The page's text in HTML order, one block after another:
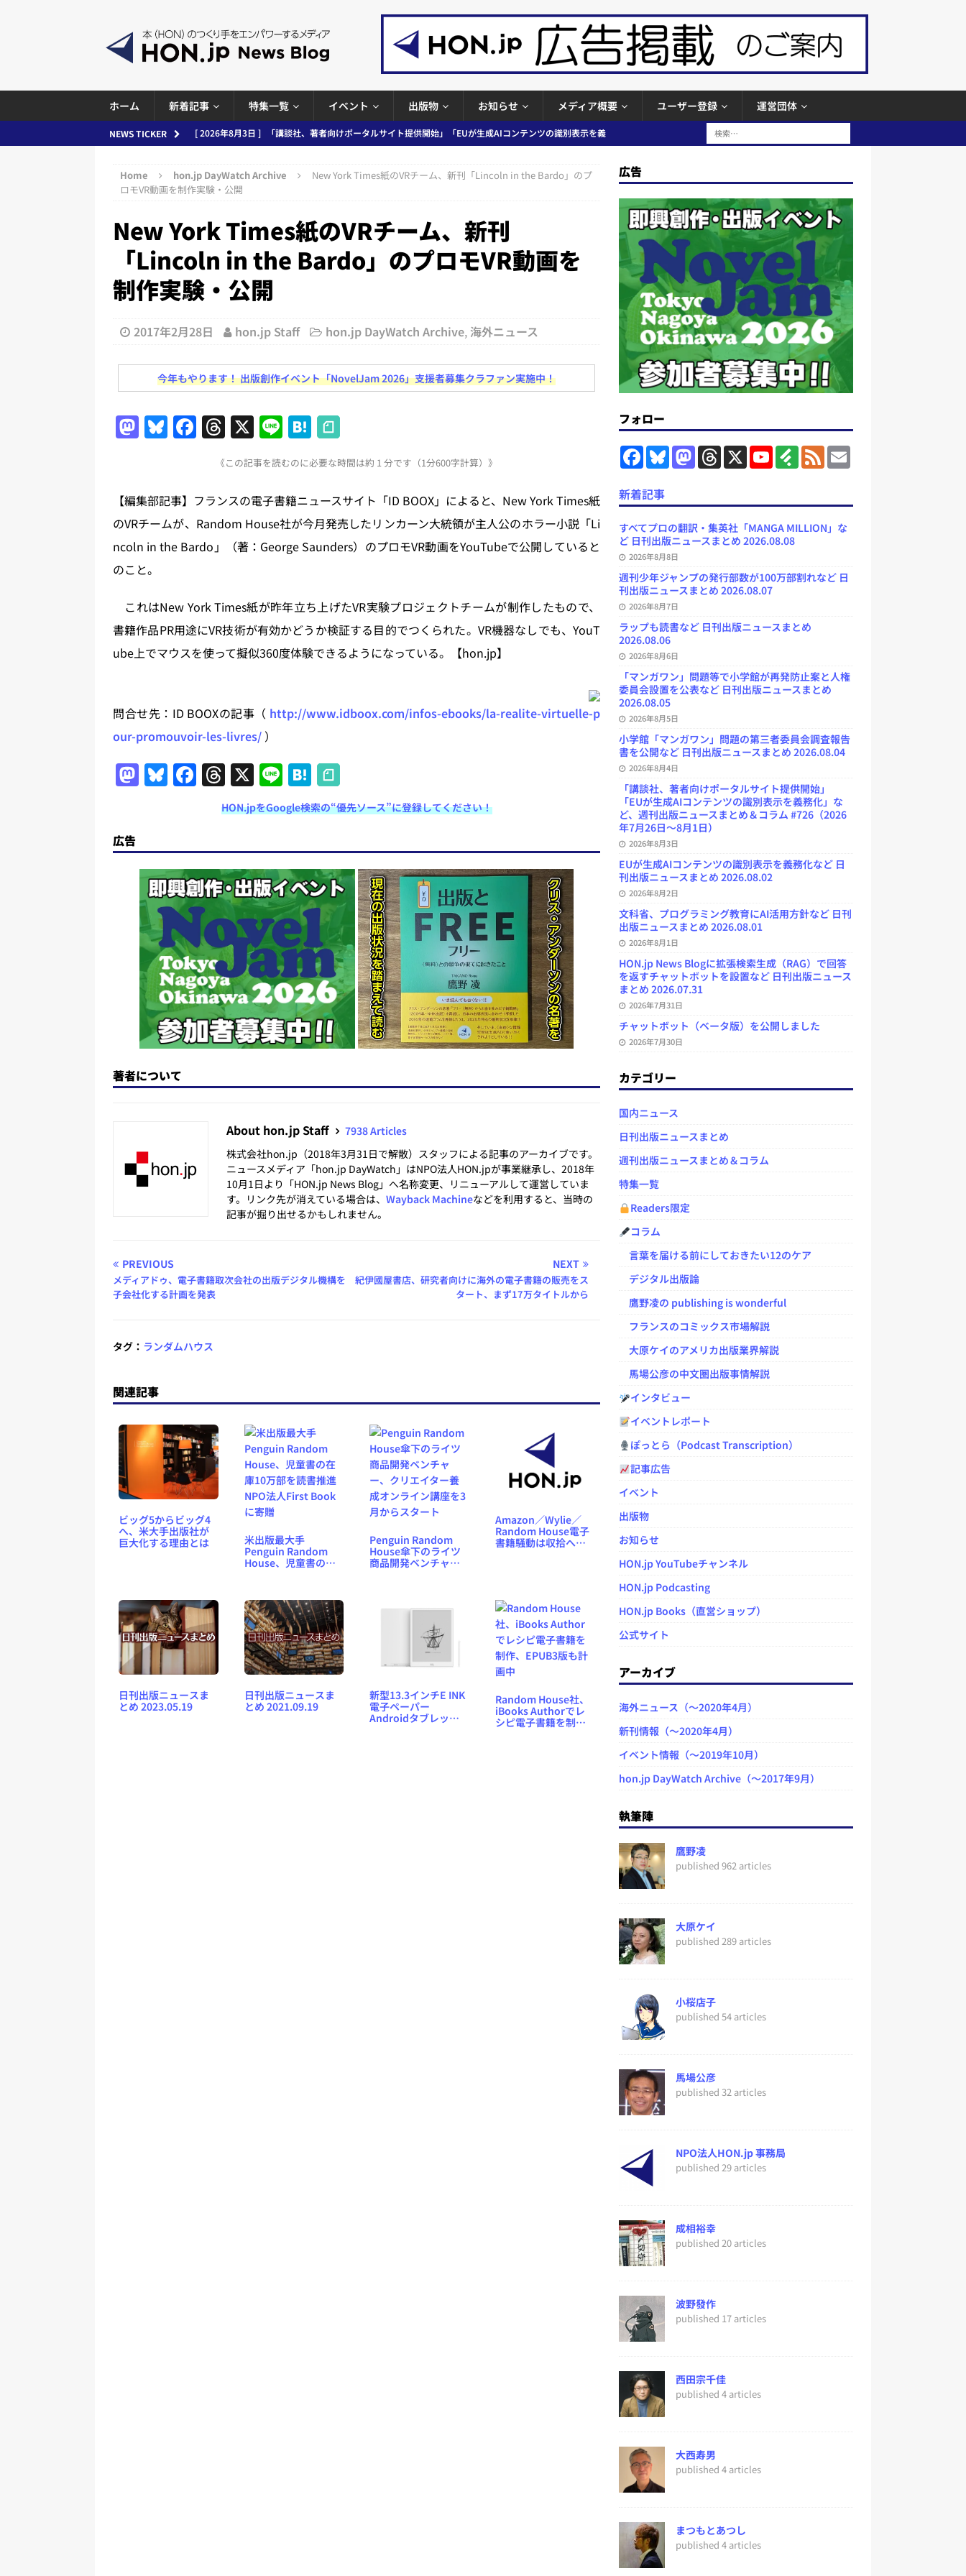
ホーム 新着記事 特集一覧 イベント 出版物 お知らせ メディア概要 ユーザー登録 運営団体
NEWS TICKER [ 2026年8月3日 ]
「講談社、著者向けポータルサイト提供開始」「EUが生成AIコンテンツの識別表示を義
とめ＆コラム
日刊出版ニュースまとめ
[ 2026年8月1日 ] 文科省、プログラミング教育にAI活用方針など 日刊出版ニュースまとめ 2026.08.01
日刊出版ニュースまとめ
[ 2026年7月31日 ] HON.jp News Blogに拡張検索生成（RAG）で回答を返すチャットボットを設置など
日刊出版ニュースまとめ 2026.07.31
日刊出版ニュースまとめ
[ 2026年8月8日 ] すべてプロの翻訳・集英社「MANGA MILLION」など 日刊出版ニュースまとめ
[ 2026年8月7日 ] 週刊少年ジャンプの発行部数が100万部割れなど 日刊出版ニュースまとめ 2026.08.07
[ 2026年8月5日 ] 「マンガワン」問題等で小学館が再発防止案と人権委員会設置を公表など 日刊出版ニュ
ースまとめ 2026.08.05
日刊出版ニュースまとめ
[ 2026年8月4日 ] 小学館「マンガワン」問題の第三者委員会調査報告書を公開など 日刊出版ニュースまと
Home hon.jp DayWatch Archive
New York Times紙のVRチーム、新刊「Lincoln in the Bardo」のプ
ロモVR動画を制作実験・公開
New York Times紙のVRチーム、新刊
「Lincoln in the Bardo」のプロモVR動画を
制作実験・公開
2017年2月28日 hon.jp Staff hon.jp DayWatch Archive, 海外ニュース
今年もやります！ 出版創作イベント「NovelJam 2026」支援者募集クラファン実施中！
M
o
d
o
n
Bl
s
k
y
F
e
b
o
T
re
a
d
s
X Li
n
e
H
at
e
n
a
《この記事を読むのに必要な時間は約 1 分です（1分600字計算）》
【編集部記事】フランスの電子書籍ニュースサイト「ID BOOX」によると、New York Times紙
のVRチームが、Random House社が今月発売したリンカーン大統領が主人公のホラー小説「Li
ncoln in the Bardo」（著：George Saunders）のプロモVR動画をYouTubeで公開していると
のこと。
これはNew York Times紙が昨年立ち上げたVR実験プロジェクトチームが制作したもので、
書籍作品PR用途にVR技術が有効かどうか検証する目的でつくられた。VR機器なしでも、YouT
ube上でマウスを使って擬似360度体験できるようになっている。【hon.jp】
問合せ先：ID BOOXの記事（ http://www.idboox.com/infos-ebooks/la-realite-virtuelle-p
our-promouvoir-les-livres/ ）
M
a
o
d
o
n
Bl
u
s
k
y
F
a
e
b
o
o
k
T
h
re
a
d
s
X Li
n
e
H
at
e
n
a
HON.jpをGoogle検索の“優先ソース”に登録してください！
広告
著者について
About hon.jp Staff
7938 Articles
株式会社hon.jp（2018年3月31日で解散）スタッフによる記事のアーカイブです。
ニュースメディア「hon.jp DayWatch」はNPO法人HON.jpが事業継承し、2018年
10月1日より「HON.jp News Blog」へ名称変更、リニューアルして運営していま
す。リンク先が消えている場合は、 Wayback Machineなどを利用すると、当時の
記事が掘り出せるかもしれません。
PREVIOUS
メディアドゥ、電子書籍取次会社の出版デジタル機構を
子会社化する計画を発表
NEXT
紀伊國屋書店、研究者向けに海外の電子書籍の販売をス
タート、まず17万タイトルから
タグ： ランダムハウス
関連記事
ビッグ5からビッグ4
へ、米大手出版社が
巨大化する理由とは
米出版最大手
Penguin Random
House、児童書の在
に寄贈
Penguin Random
House傘下のライツ
商品開発ベンチャ
Amazon／Wylie／
Random House電子
書籍騒動は収拾へ、
日刊出版ニュースま
とめ 2023.05.19
日刊出版ニュースま
とめ 2021.09.19
新型13.3インチE INK
電子ペーパー
Androidタブレット
Random House社、
iBooks Authorでレ
シピ電子書籍を制
広告
フォロー
F
a
e
b
o
o
k
B
l
k
y
M
a
d
o
n
T
h
d
s
X
Y
o
b
e
C
h
n
e
F
e
y
F
e
E
m
新着記事
すべてプロの翻訳・集英社「MANGA MILLION」な
ど 日刊出版ニュースまとめ 2026.08.08
2026年8月8日
週刊少年ジャンプの発行部数が100万部割れなど 日
刊出版ニュースまとめ 2026.08.07
2026年8月7日
ラップも読書など 日刊出版ニュースまとめ
2026.08.06
2026年8月6日
「マンガワン」問題等で小学館が再発防止案と人権
委員会設置を公表など 日刊出版ニュースまとめ
2026.08.05
2026年8月5日
小学館「マンガワン」問題の第三者委員会調査報告
書を公開など 日刊出版ニュースまとめ 2026.08.04
2026年8月4日
「講談社、著者向けポータルサイト提供開始」
「EUが生成AIコンテンツの識別表示を義務化」な
ど、週刊出版ニュースまとめ＆コラム #726（2026
年7月26日～8月1日）
2026年8月3日
EUが生成AIコンテンツの識別表示を義務化など 日
刊出版ニュースまとめ 2026.08.02
2026年8月2日
文科省、プログラミング教育にAI活用方針など 日刊
出版ニュースまとめ 2026.08.01
2026年8月1日
HON.jp News Blogに拡張検索生成（RAG）で回答
を返すチャットボットを設置など 日刊出版ニュース
まとめ 2026.07.31
2026年7月31日
チャットボット（ベータ版）を公開しました
2026年7月30日
カテゴリー
国内ニュース
日刊出版ニュースまとめ
週刊出版ニュースまとめ＆コラム
特集一覧
Readers限定
コラム
言葉を届ける前にしておきたい12のケア
デジタル出版論
鷹野凌の publishing is wonderful
フランスのコミックス市場解説
大原ケイのアメリカ出版業界解説
馬場公彦の中文圏出版事情解説
インタビュー
イベントレポート
ぽっとら（Podcast Transcription）
記事広告
イベント
出版物
お知らせ
HON.jp YouTubeチャンネル
HON.jp Podcasting
HON.jp Books（直営ショップ）
公式サイト
アーカイブ
海外ニュース（～2020年4月）
新刊情報（～2020年4月）
イベント情報（～2019年10月）
hon.jp DayWatch Archive（～2017年9月）
執筆陣
鷹野凌
published 962 articles
大原ケイ
published 289 articles
小桜店子
published 54 articles
馬場公彦
published 32 articles
NPO法人HON.jp 事務局
published 29 articles
成相裕幸
published 20 articles
波野發作
published 17 articles
西田宗千佳
published 4 articles
大西寿男
published 4 articles
まつもとあつし
published 4 articles